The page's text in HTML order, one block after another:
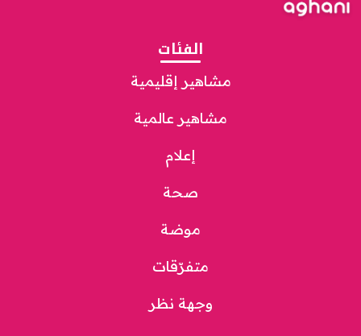
الفئات
مشاهير إقليمية
مشاهير عالمية
إعلام
صحة
موضة
متفرّقات
وجهة نظر